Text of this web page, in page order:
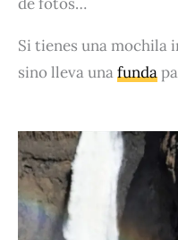
Si tienes una mochila
sino lleva unafunda